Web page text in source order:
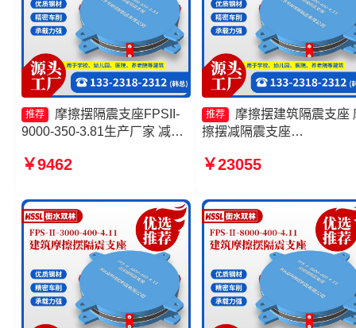
推荐
摩擦摆隔震支座FPSII-
9000-350-3.81生产厂家 减隔
隔震支座FPSII-1000-400-
FPSII-3000-300-3.48生产厂
家
￥9462
推荐
摩擦摆建筑隔震支座
擦摆减隔震支座
摆隔震支座FPSII-1000-
厂家
￥23055